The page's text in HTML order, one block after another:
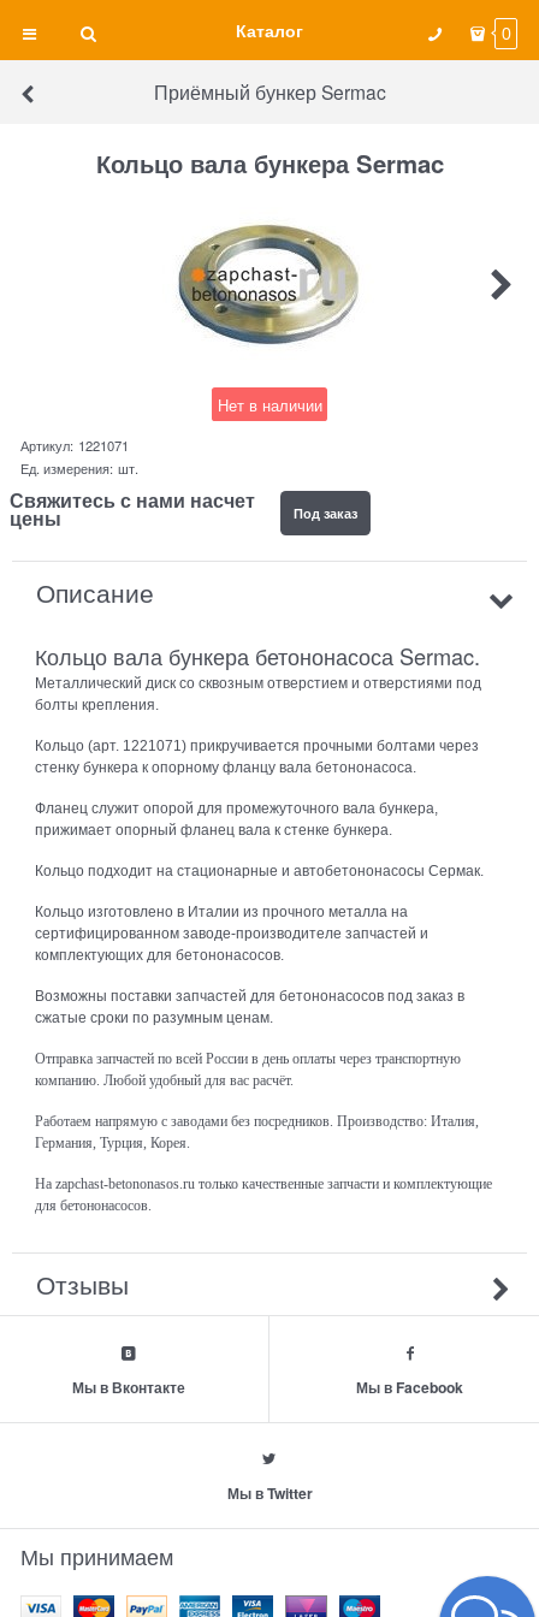
Каталог 0
Приёмный бункер Sermac
Кольцо вала бункера Sermac
Нет в наличии
Артикул: 1221071
Ед. измерения: шт.
Свяжитесь с нами насчет
цены Под заказ
Описание
Кольцо вала бункера бетононасоса Sermac.
Металлический диск со сквозным отверстием и отверстиями под
болты крепления.
Кольцо (арт. 1221071) прикручивается прочными болтами через
стенку бункера к опорному фланцу вала бетононасоса.
Фланец служит опорой для промежуточного вала бункера,
прижимает опорный фланец вала к стенке бункера.
Кольцо подходит на стационарные и автобетононасосы Сермак.
Кольцо изготовлено в Италии из прочного металла на
сертифицированном заводе-производителе запчастей и
комплектующих для бетононасосов.
Возможны поставки запчастей для бетононасосов под заказ в
сжатые сроки по разумным ценам.
Отправка запчастей по всей России в день оплаты через транспортную
компанию. Любой удобный для вас расчёт.
Работаем напрямую с заводами без посредников. Производство: Италия,
Германия, Турция, Корея.
На zapchast-betononasos.ru только качественные запчасти и комплектующие
для бетононасосов.
Отзывы
Мы в Вконтакте Мы в Facebook
Мы в Twitter
Мы принимаем